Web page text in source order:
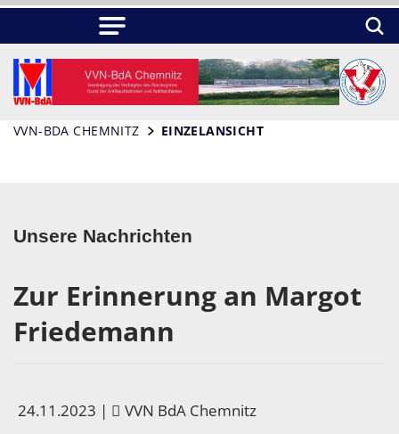
VVN-BDA CHEMNITZ EINZELANSICHT
Unsere Nachrichten
Zur Erinnerung an Margot
Friedemann
24.11.2023 | VVN BdA Chemnitz